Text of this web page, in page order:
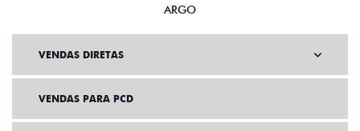
ARGO
VENDAS DIRETAS
VENDAS PARA PCD